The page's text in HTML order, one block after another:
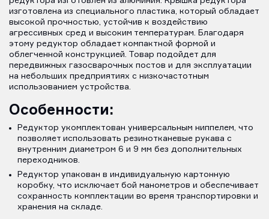
изготовлена из специального пластика, который обладает
высокой прочностью, устойчив к воздействию
агрессивных сред и высоким температурам. Благодаря
этому редуктор обладает компактной формой и
облегченной конструкцией. Товар подойдет для
передвижных газосварочных постов и для эксплуатации
на небольших предприятиях с низкочастотным
использованием устройства.
Особенности:
Редуктор укомплектован универсальным ниппелем, что
позволяет использовать резинотканевые рукава с
внутренним диаметром 6 и 9 мм без дополнительных
переходников.
Редуктор упакован в индивидуальную картонную
коробку, что исключает бой манометров и обеспечивает
сохранность комплектации во время транспортировки и
хранения на складе.